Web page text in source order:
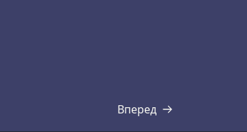
Вперед
Стенограмма